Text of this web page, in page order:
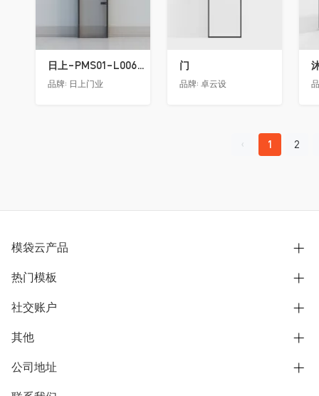
日上-PMS01-L006-金属窄边玻璃门
品牌: 日上门业
门
品牌: 卓云设
1 2
模袋云产品
别墅设计营销
模型协同展示分享
别墅社区
热门模板
欧式别墅
中式别墅
社交账户
B站
抖音
微信公众号
其他
用户服务协议
隐私政策
公司地址